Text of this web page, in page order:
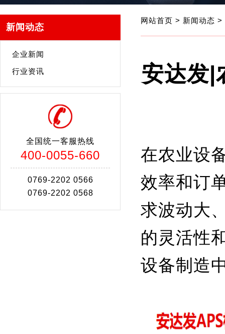
新闻动态
企业新闻
行业资讯
全国统一客服热线
400-0055-660
0769-2202 0566
0769-2202 0568
网站首页 > 新闻动态 >
安达发|
在农业设
效率和订
求波动大
的灵活性
设备制造